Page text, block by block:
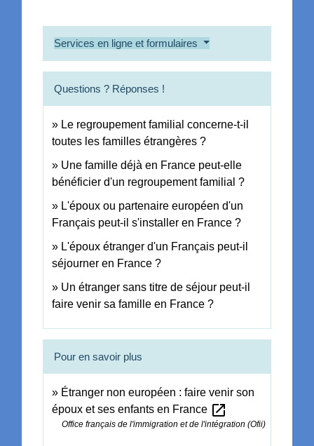
Services en ligne et formulaires
Questions ? Réponses !
Le regroupement familial concerne-t-il
toutes les familles étrangères ?
Une famille déjà en France peut-elle
bénéficier d'un regroupement familial ?
L'époux ou partenaire européen d'un
Français peut-il s'installer en France ?
L'époux étranger d'un Français peut-il
séjourner en France ?
Un étranger sans titre de séjour peut-il
faire venir sa famille en France ?
Pour en savoir plus
Étranger non européen : faire venir son
époux et ses enfants en France open_in_new
Office français de l'immigration et de l'intégration (Ofii)